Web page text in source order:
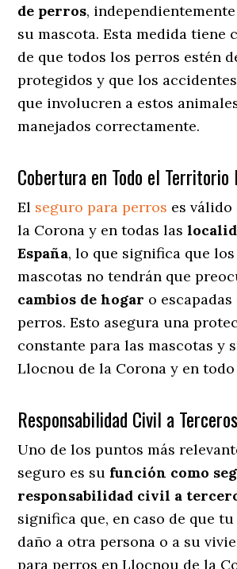
de perros,
su mascota. Esta medida tiene
de que todos los perros estén
protegidos y que los
que involucren a estos
manejados correctamente.
Cobertura en Todo el Territorio
El seguro para perros es
la Corona y en todas las
España, lo que significa que
mascotas no tendrán que
cambios de hogar o
perros. Esto asegura una
constante para las mascotas y
Llocnou de la Corona y en
Responsabilidad Civil a Terceros
Uno de los puntos más
seguro es su función como
responsabilidad civil a
significa que, en caso de que
daño a otra persona o a su
para perros en Llocnou de la